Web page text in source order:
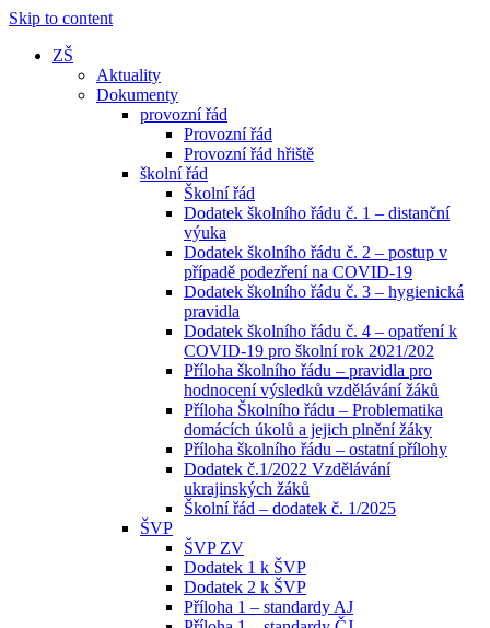
Skip to content
ZŠ
Aktuality
Dokumenty
provozní řád
Provozní řád
Provozní řád hřiště
školní řád
Školní řád
Dodatek školního řádu č. 1 – distanční
výuka
Dodatek školního řádu č. 2 – postup v
případě podezření na COVID-19
Dodatek školního řádu č. 3 – hygienická
pravidla
Dodatek školního řádu č. 4 – opatření k
COVID-19 pro školní rok 2021/202
Příloha školního řádu – pravidla pro
hodnocení výsledků vzdělávání žáků
Příloha Školního řádu – Problematika
domácích úkolů a jejich plnění žáky
Příloha školního řádu – ostatní přílohy
Dodatek č.1/2022 Vzdělávání
ukrajinských žáků
Školní řád – dodatek č. 1/2025
ŠVP
ŠVP ZV
Dodatek 1 k ŠVP
Dodatek 2 k ŠVP
Příloha 1 – standardy AJ